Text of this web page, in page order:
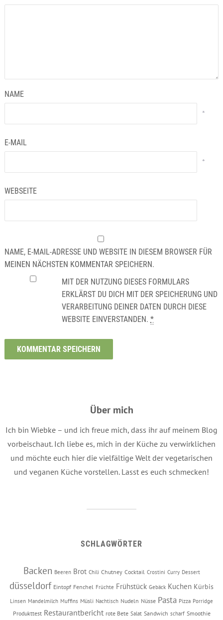
NAME
*
E-MAIL
*
WEBSEITE
NAME, E-MAIL-ADRESSE UND WEBSITE IN DIESEM BROWSER FÜR
MEINEN NÄCHSTEN KOMMENTAR SPEICHERN.
MIT DER NUTZUNG DIESES FORMULARS
ERKLÄRST DU DICH MIT DER SPEICHERUNG UND
VERARBEITUNG DEINER DATEN DURCH DIESE
WEBSITE EINVERSTANDEN.*
Über mich
Ich bin Wiebke – und ich freue mich, dass ihr auf meinem Blog
vorbeischaut. Ich liebe es, mich in der Küche zu verwirklichen
und möchte euch hier die vielfältige Welt der vegetarischen
und veganen Küche vorstellen. Lasst es euch schmecken!
SCHLAGWÖRTER
Backen Beeren Brot Chili Chutney Cocktail Crostini Curry Dessert
düsseldorf Eintopf Fenchel Früchte Frühstück Gebäck Kuchen Kürbis
Linsen Mandelmilch Muffins Müsli Nachtisch Nudeln Nüsse Pasta Pizza Porridge
Produkttest Restaurantbericht rote Bete Salat Sandwich scharf Smoothie